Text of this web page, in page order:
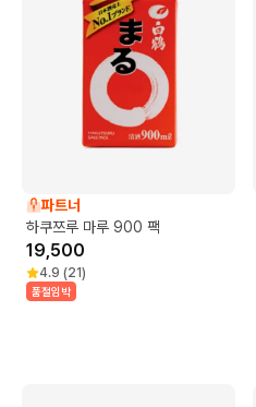
파트너
하쿠쯔루 마루 900 팩
19,500
4.9 (21)
품절임박